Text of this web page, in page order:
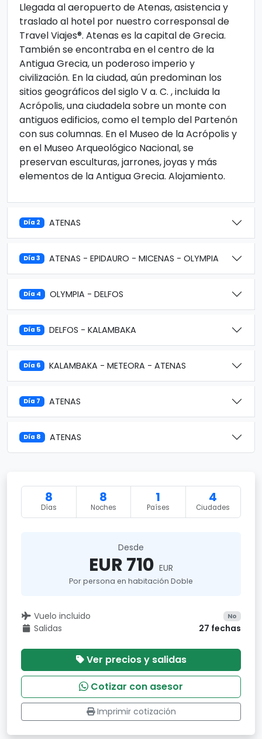
Llegada al aeropuerto de Atenas, asistencia y
traslado al hotel por nuestro corresponsal de
Travel Viajes®. Atenas es la capital de Grecia.
También se encontraba en el centro de la
Antigua Grecia, un poderoso imperio y
civilización. En la ciudad, aún predominan los
sitios geográficos del siglo V a. C. , incluida la
Acrópolis, una ciudadela sobre un monte con
antiguos edificios, como el templo del Partenón
con sus columnas. En el Museo de la Acrópolis y
en el Museo Arqueológico Nacional, se
preservan esculturas, jarrones, joyas y más
elementos de la Antigua Grecia. Alojamiento.
Día 2 ATENAS
Día 3 ATENAS - EPIDAURO - MICENAS - OLYMPIA
Día 4 OLYMPIA - DELFOS
Día 5 DELFOS - KALAMBAKA
Día 6 KALAMBAKA - METEORA - ATENAS
Día 7 ATENAS
Día 8 ATENAS
8
Días
8
Noches
1
Países
4
Ciudades
Desde
EUR 710 EUR
Por persona en habitación Doble
Vuelo incluido No
Salidas 27 fechas
Ver precios y salidas
Cotizar con asesor
Imprimir cotización